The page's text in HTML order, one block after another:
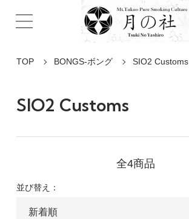
TOP BONGS-ボング SIO2 Customs
SIO2 Customs
全4商品
並び替え：